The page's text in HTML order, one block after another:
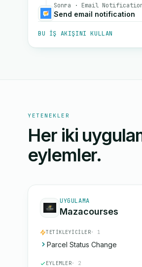
Sonra · Email
Send email notification
BU IŞ AKIŞINI KULLAN
YETENEKLER
Her iki
eylemler.
UYGULAMA
Mazacourses
TETIKLEYICILER· 1
Parcel Status Change
EYLEMLER· 2